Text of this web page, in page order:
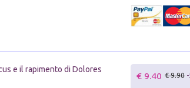
e il rapimento di Dolores
€ 9.40 € 9.90